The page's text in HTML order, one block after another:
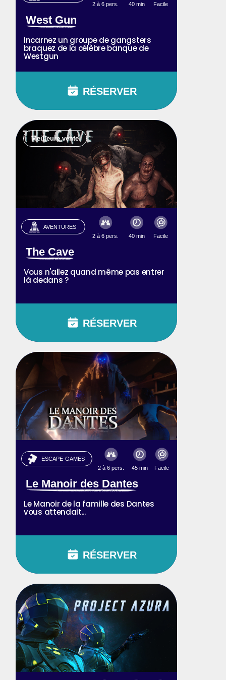
2 à 6 pers.
40 min Facile
West Gun
Incarnez un groupe de gangsters
braquez de la célèbre banque de
Westgun
RÉSERVER
Meilleure vente
AVENTURES
2 à 6 pers.
40 min Facile
The Cave
Vous n'allez quand même pas entrer
là dedans ?
RÉSERVER
ESCAPE-GAMES
2 à 6 pers.
45 min Facile
Le Manoir des Dantes
Le Manoir de la famille des Dantes
vous attendait...
RÉSERVER